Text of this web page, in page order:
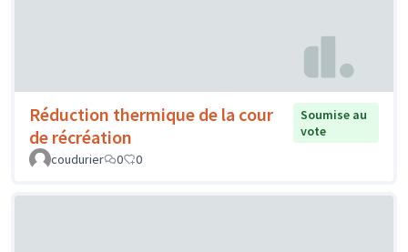
Réduction thermique de la cour
de récréation
Soumise au
vote
coudurier
0 0